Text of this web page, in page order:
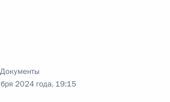
Документы
2024 года, 19:15